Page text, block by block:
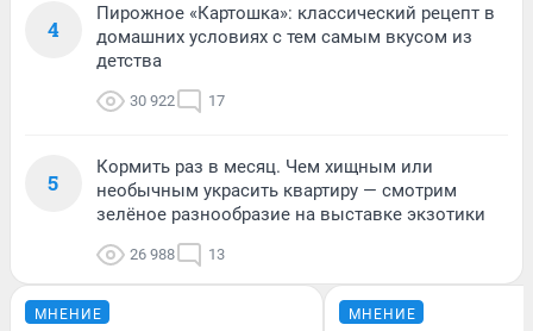
4
Пирожное «Картошка»: классический рецепт в
домашних условиях с тем самым вкусом из
детства
30 922 17
5
Кормить раз в месяц. Чем хищным или
необычным украсить квартиру — смотрим
зелёное разнообразие на выставке экзотики
26 988 13
МНЕНИЕ МНЕНИЕ